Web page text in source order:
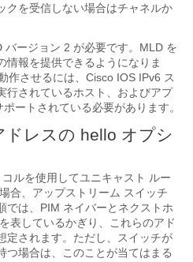
クを受信しない場合はチャネルか
バージョン 2 が必要です。MLD を
情報を提供できるようになりま
作させるには、Cisco IOS IPv6 ス
行されているホスト、およびアプ
ートされている必要があります。
ドレスの hello オプシ
ルを使用してユニキャスト ルー
合、アップストリーム スイッチ
では、PIM ネイバーとネクストホ
表しているかぎり、これらのアド
定されます。ただし、スイッチが
つ場合は、このことが当てはまる